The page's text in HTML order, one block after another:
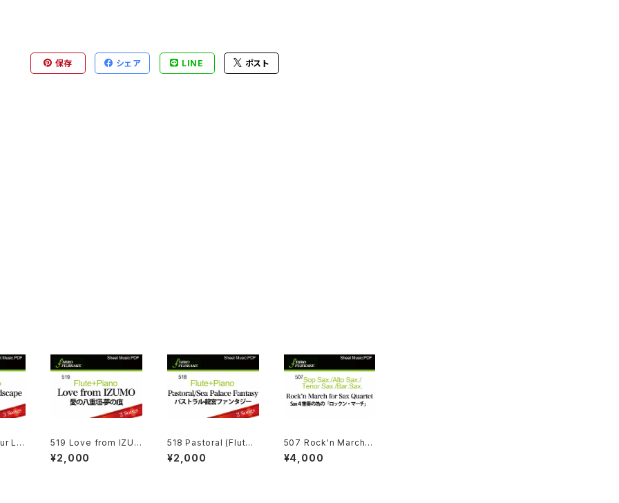
保存 シェア LINE ポスト
La
519 Love from IZUM
O (Flute + Piano)
¥2,000
518 Pastoral (Flute
+ Piano)
¥2,000
507 Rock'n March f
or Sax Quartet
¥4,000